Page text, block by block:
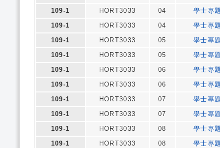
109-1
HORT3033 04
學士專
109-1
HORT3033 04
學士專
109-1
HORT3033 05
學士專
109-1
HORT3033 05
學士專
109-1
HORT3033 06
學士專
109-1
HORT3033 06
學士專
109-1
HORT3033 07
學士專
109-1
HORT3033 07
學士專
109-1
HORT3033 08
學士專
109-1
HORT3033 08
學士專